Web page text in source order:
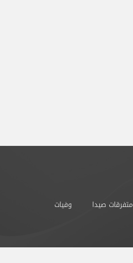
متفرقات صيدا
وفيات